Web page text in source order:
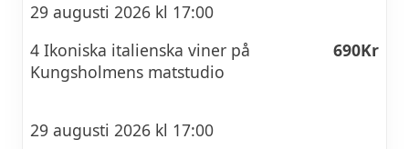
29 augusti 2026 kl 17:00
4 Ikoniska italienska viner på
Kungsholmens matstudio
690Kr
29 augusti 2026 kl 17:00